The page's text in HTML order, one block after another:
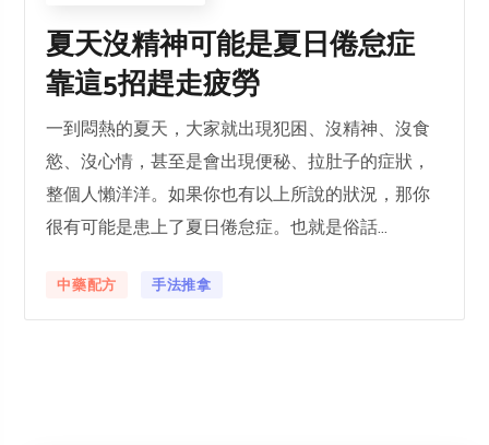
夏天沒精神可能是夏日倦怠症
靠這5招趕走疲勞
一到悶熱的夏天，大家就出現犯困、沒精神、沒食
慾、沒心情，甚至是會出現便秘、拉肚子的症狀，
整個人懶洋洋。如果你也有以上所說的狀況，那你
很有可能是患上了夏日倦怠症。也就是俗話...
中藥配方 手法推拿